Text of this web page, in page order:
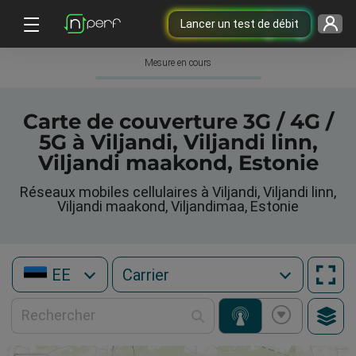
Lancer un test de débit
Mesure en cours
Carte de couverture 3G / 4G /
5G à Viljandi, Viljandi linn,
Viljandi maakond, Estonie
Réseaux mobiles cellulaires à Viljandi, Viljandi linn,
Viljandi maakond, Viljandimaa, Estonie
EE